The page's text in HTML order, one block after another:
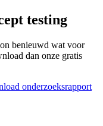
testing
benieuwd wat voor
dan onze gratis
onderzoeksrapport